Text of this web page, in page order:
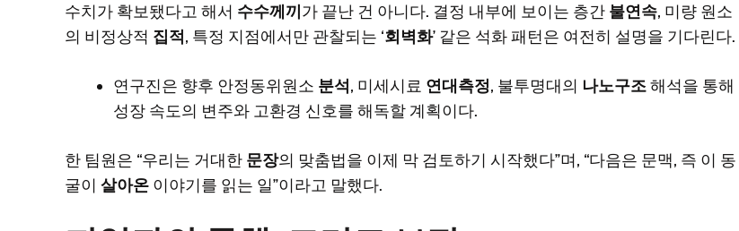
수치가 확보됐다고 해서 수수께끼가 끝난 건 아니다. 결정 내부에 보이는 층간 불연속, 미량 원소
의 비정상적 집적, 특정 지점에서만 관찰되는 ‘회벽화’ 같은 석화 패턴은 여전히 설명을 기다린다.
연구진은 향후 안정동위원소 분석, 미세시료 연대측정, 불투명대의 나노구조해석을 통해
성장 속도의 변주와 고환경 신호를 해독할 계획이다.
한 팀원은 “우리는 거대한 문장의 맞춤법을 이제 막 검토하기 시작했다”며, “다음은 문맥, 즉 이 동
굴이 살아온 이야기를 읽는 일”이라고 말했다.